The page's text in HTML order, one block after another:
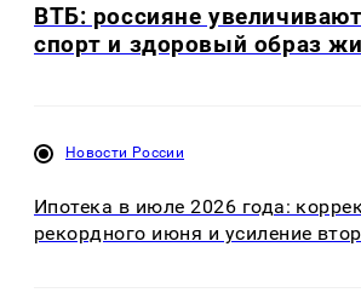
ВТБ: россияне
спорт и здоровый образ
Новости России
Ипотека в июле 2026 года:
рекордного июня и усиление